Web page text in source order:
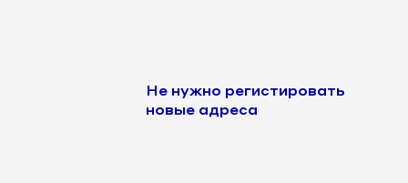
Не нужно регистировать
новые адреса